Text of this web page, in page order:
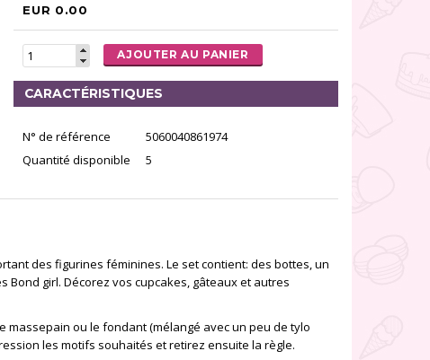
EUR 0.00
AJOUTER AU PANIER
CARACTÉRISTIQUES
N° de référence
5060040861974
Quantité disponible
5
des figurines féminines. Le set contient: des bottes, un
Bond girl. Décorez vos cupcakes, gâteaux et autres
ou le fondant (mélangé avec un peu de tylo
les motifs souhaités et retirez ensuite la règle.